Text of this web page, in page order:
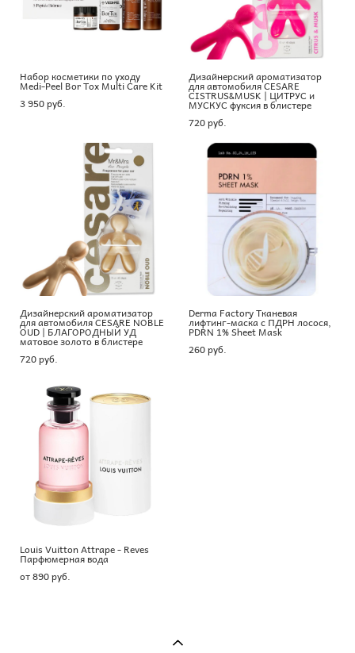
Набор косметики по уходу
Medi-Peel Bor Tox Multi Care Kit
3 950 pуб.
Дизайнерский ароматизатор
для автомобиля CESARE
CISTRUS&MUSK | ЦИТРУС и
МУСКУС фуксия в блистере
720 pуб.
Дизайнерский ароматизатор
для автомобиля CESARE NOBLE
OUD | БЛАГОРОДНЫЙ УД
матовое золото в блистере
720 pуб.
Derma Factory Тканевая
лифтинг-маска с ПДРН лосося,
PDRN 1% Sheet Mask
260 pуб.
Louis Vuitton Attrape - Reves
Парфюмерная вода
от 890 pуб.